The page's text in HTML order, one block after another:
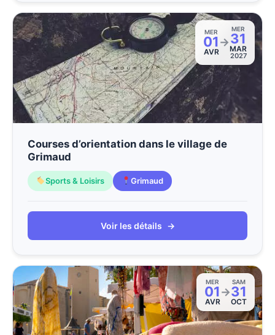
MER
01
AVR
→
MER
31
MAR
2027
Courses d’orientation dans le village de
Grimaud
Sports & Loisirs Grimaud
Voir les détails →
MER
01
AVR
→
SAM
31
OCT